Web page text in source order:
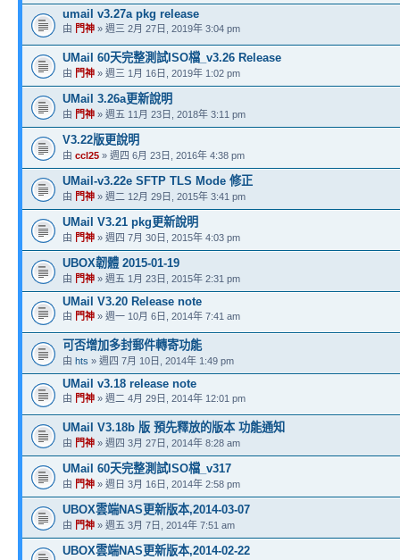
umail v3.27a pkg release
由 門神 » 週三 2月 27日, 2019年 3:04 pm
UMail 60天完整測試ISO檔_v3.26 Release
由 門神 » 週三 1月 16日, 2019年 1:02 pm
UMail 3.26a更新說明
由 門神 » 週五 11月 23日, 2018年 3:11 pm
V3.22版更說明
由 ccl25 » 週四 6月 23日, 2016年 4:38 pm
UMail-v3.22e SFTP TLS Mode 修正
由 門神 » 週二 12月 29日, 2015年 3:41 pm
UMail V3.21 pkg更新說明
由 門神 » 週四 7月 30日, 2015年 4:03 pm
UBOX韌體 2015-01-19
由 門神 » 週五 1月 23日, 2015年 2:31 pm
UMail V3.20 Release note
由 門神 » 週一 10月 6日, 2014年 7:41 am
可否增加多封郵件轉寄功能
由 hts » 週四 7月 10日, 2014年 1:49 pm
UMail v3.18 release note
由 門神 » 週二 4月 29日, 2014年 12:01 pm
UMail V3.18b 版 預先釋放的版本 功能通知
由 門神 » 週四 3月 27日, 2014年 8:28 am
UMail 60天完整測試ISO檔_v317
由 門神 » 週日 3月 16日, 2014年 2:58 pm
UBOX雲端NAS更新版本,2014-03-07
由 門神 » 週五 3月 7日, 2014年 7:51 am
UBOX雲端NAS更新版本,2014-02-22